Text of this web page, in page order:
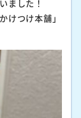
ました！
けつけ本舗」